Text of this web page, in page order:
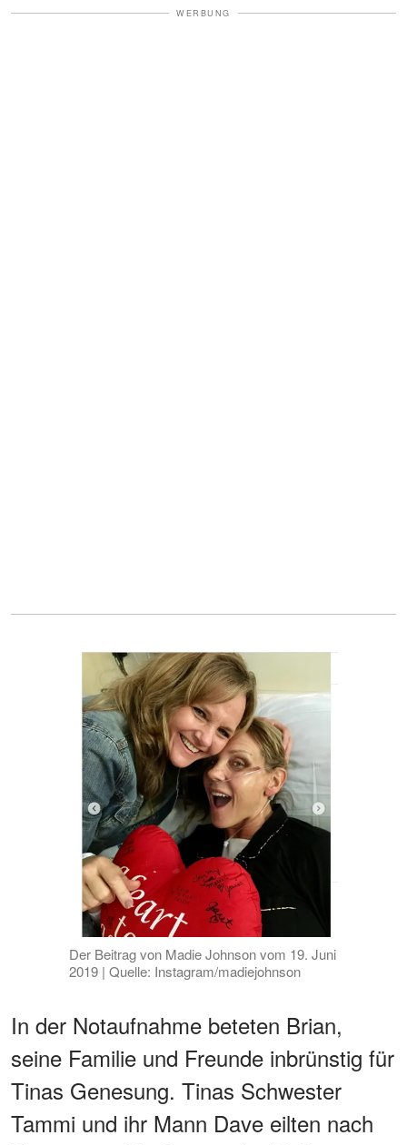
WERBUNG
Der Beitrag von Madie Johnson vom 19. Juni
2019 | Quelle: Instagram/madiejohnson
In der Notaufnahme beteten Brian,
seine Familie und Freunde inbrünstig für
Tinas Genesung. Tinas Schwester
Tammi und ihr Mann Dave eilten nach